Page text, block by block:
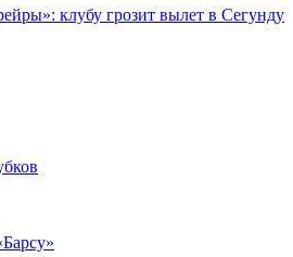
клубу грозит вылет в Сегунду